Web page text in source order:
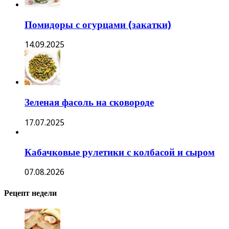
Помидоры с огурцами (закатки)
14.09.2025
Зеленая фасоль на сковороде
17.07.2025
Кабачковые рулетики с колбасой и сыром
07.08.2026
Рецепт недели